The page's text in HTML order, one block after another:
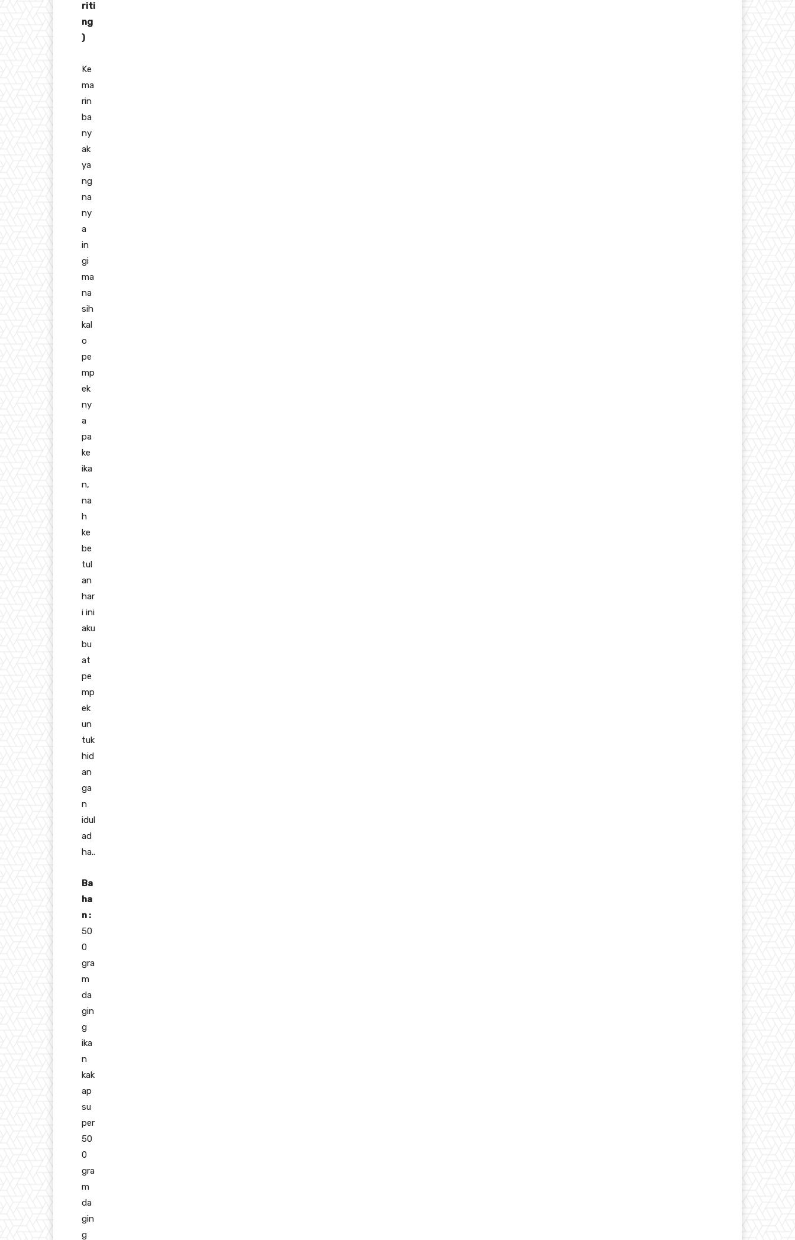
riti
ng
)
Ke
ma
rin
ba
ny
ak
ya
ng
na
ny
a
in
gi
ma
na
sih
kal
o
pe
mp
ek
ny
a
pa
ke
ika
n,
na
h
ke
be
tul
an
har
i ini
aku
bu
at
pe
mp
ek
un
tuk
hid
an
ga
n
idul
ad
ha..
Ba
ha
n :
50
0
gra
m
da
gin
g
ika
n
kak
ap
su
per
50
0
gra
m
da
gin
g